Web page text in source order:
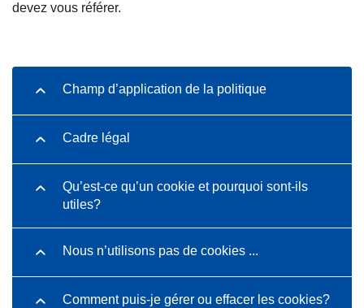
devez vous référer.
Champ d’application de la politique
Cadre légal
Qu’est-ce qu’un cookie et pourquoi sont-ils
utiles?
Nous n’utilisons pas de cookies ...
Comment puis-je gérer ou effacer les cookies?